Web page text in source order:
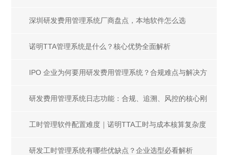
深圳研发费用管理系统厂商盘点，本地软件怎么选
诺明TTA管理系统是什么？核心优势全面解析
IPO 企业为何要用研发费用管理系统？合规难点与解决方
案解析
研发费用管理系统日志功能：合规、追溯、风控的核心刚
需
工时管理软件配置难度｜诺明TTA工时与成本核算复杂度
解析
研发工时管理系统有哪些优缺点？企业选型必看解析